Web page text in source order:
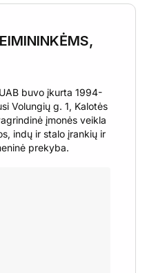
buvo įkurta 1994-
Volungių g. 1, Kalotės
įmonės veikla
indų ir stalo įrankių ir
prekyba.